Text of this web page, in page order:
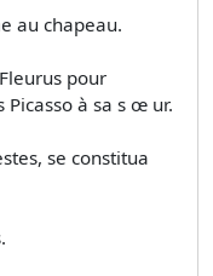
au chapeau.
pour
à sa s œ ur.
se constitua